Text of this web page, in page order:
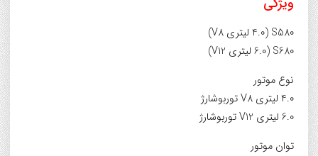
S580 (4.0 لیتری V8)
S680 (6.0 لیتری V12)
نوع موتور
4.0 لیتری V8 توربوشارژ
6.0 لیتری V12 توربوشارژ
توان موتور